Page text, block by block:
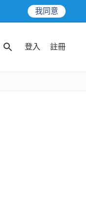
我同意
登入 註冊